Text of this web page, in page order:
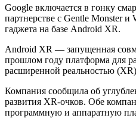
Google включается в гонку
партнерстве с Gentle Monster и
гаджета на базе Android XR.
Android XR — запущенная
прошлом году платформа для
расширенной реальностью
Компания сообщила об
развития XR-очков. Обе
программную и аппаратную